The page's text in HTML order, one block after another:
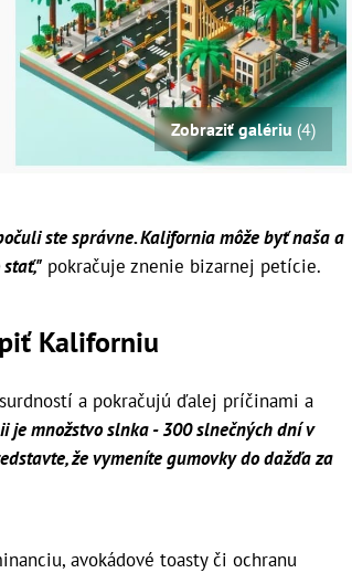
Zobraziť galériu(4)
ste správne. Kalifornia môže byť naša a
pokračuje znenie bizarnej petície.
Kaliforniu
a pokračujú ďalej príčinami a
je množstvo slnka - 300 slnečných dní v
že vymeníte gumovky do dažďa za
avokádové toasty či ochranu